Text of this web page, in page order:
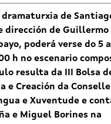
dramaturxia de
dirección de Guillermo
poderá verse do 5
h no escenario
resulta da III Bolsa
e Creación da
e Xuventude e
e Miguel Borines na